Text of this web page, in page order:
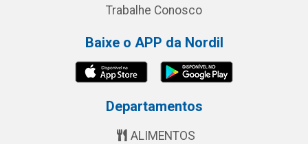
Trabalhe Conosco
Baixe o APP da Nordil
Departamentos
ALIMENTOS